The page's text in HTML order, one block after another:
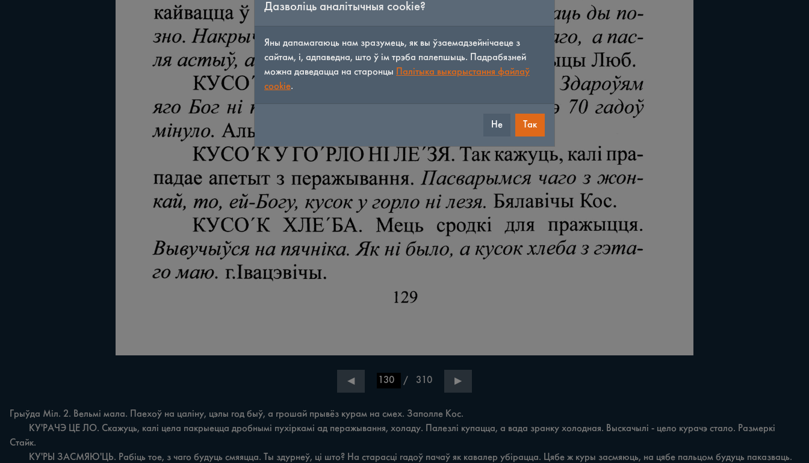
◀ / 310 ▶
Грыўда Міл. 2. Вельмі мала. Паехоў на цаліну, цэлы год быў, а грошай прывёз курам на смех. Заполле Кос.
Стайк.
Дазволіць аналітычныя cookie?
Яны дапамагаюць нам зразумець, як вы ўзаемадзейнічаеце з
сайтам, і, адпаведна, што ў ім трэба палепшыць. Падрабязней
можна даведацца на старонцы Палітыка выкарыстання файлаў
cookie.
Не Так